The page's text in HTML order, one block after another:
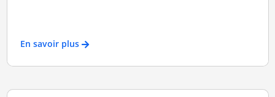
En savoir plus